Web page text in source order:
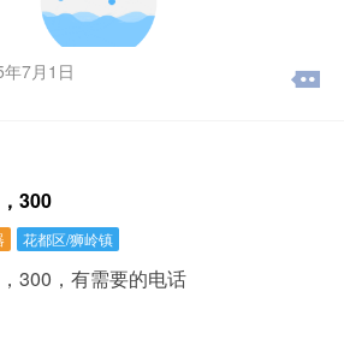
7月1日
300
花都区/狮岭镇
300，有需要的电话